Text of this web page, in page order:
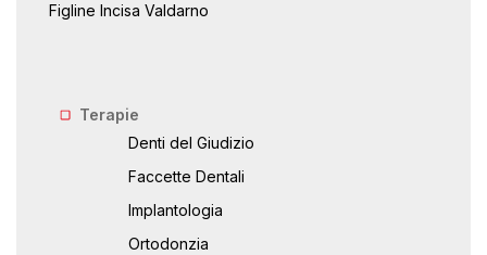
Figline Incisa Valdarno
Terapie
Denti del Giudizio
Faccette Dentali
Implantologia
Ortodonzia